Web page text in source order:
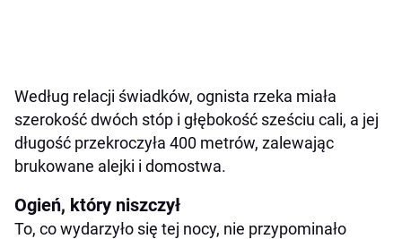
Według relacji świadków, ognista rzeka miała
szerokość dwóch stóp i głębokość sześciu cali, a jej
długość przekroczyła 400 metrów, zalewając
brukowane alejki i domostwa.
Ogień, który niszczył
To, co wydarzyło się tej nocy, nie przypominało